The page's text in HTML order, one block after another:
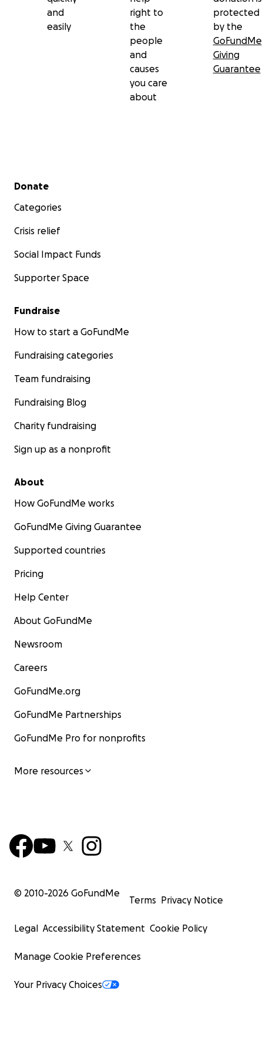
and
easily
right to
the
people
and
causes
you care
about
protected
by the
GoFundMe
Giving
Guarantee
Secondary menu
Donate
Categories
Crisis relief
Social Impact Funds
Supporter Space
Fundraise
How to start a GoFundMe
Fundraising categories
Team fundraising
Fundraising Blog
Charity fundraising
Sign up as a nonprofit
About
How GoFundMe works
GoFundMe Giving Guarantee
Supported countries
Pricing
Help Center
About GoFundMe
Newsroom
Careers
GoFundMe.org
GoFundMe Partnerships
GoFundMe Pro for nonprofits
More resources
© 2010-2026 GoFundMe
Terms Privacy Notice
Legal Accessibility Statement Cookie Policy
Manage Cookie Preferences
Your Privacy Choices